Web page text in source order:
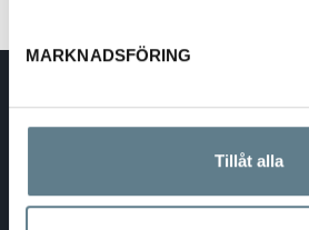
MARKNADSFÖRING
Tillåt alla
Org.nr: 556526-6599